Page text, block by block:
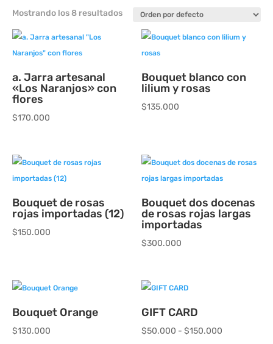
Mostrando los 8 resultados
a. Jarra artesanal
«Los Naranjos» con
flores
$170.000
Bouquet blanco con
lilium y rosas
$135.000
Bouquet de rosas
rojas importadas (12)
$150.000
Bouquet dos docenas
de rosas rojas largas
importadas
$300.000
Bouquet Orange
$130.000
GIFT CARD
$50.000 - $150.000